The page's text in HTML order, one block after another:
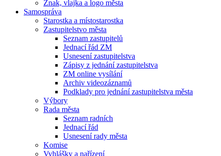
Znak, vlajka a logo města
Samospráva
Starostka a místostarostka
Zastupitelstvo města
Seznam zastupitelů
Jednací řád ZM
Usnesení zastupitelstva
Zápisy z jednání zastupitelstva
ZM online vysílání
Archiv videozáznamů
Podklady pro jednání zastupitelstva města
Výbory
Rada města
Seznam radních
Jednací řád
Usnesení rady města
Komise
Vyhlášky a nařízení